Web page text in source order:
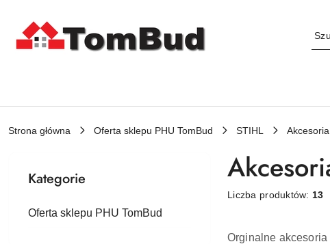
Strona główna Oferta sklepu PHU TomBud STIHL
Kategorie
Oferta sklepu PHU TomBud
Liczba produktów: 13
Orginalne